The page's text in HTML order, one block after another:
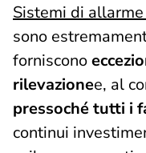
Sistemi di
sono
forniscono
rilevazionee, al
pressoché tutti i
continui